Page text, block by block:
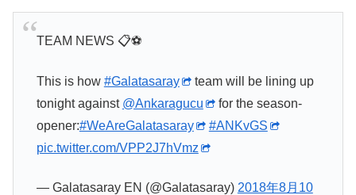
TEAM NEWS 📋⚽️
This is how #Galatasaray
team will be lining up
tonight against @Ankaragucu
for the season-
opener:#WeAreGalatasaray
#ANKvGS
pic.twitter.com/VPP2J7hVmz
— Galatasaray EN (@Galatasaray) 2018年8月10